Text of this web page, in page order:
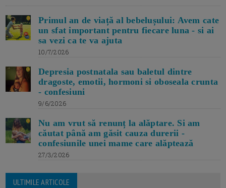
Primul an de viață al bebelușului: Avem cate
un sfat important pentru fiecare luna - si ai
sa vezi ca te va ajuta
10/7/2026
Depresia postnatala sau baletul dintre
dragoste, emotii, hormoni si oboseala crunta
- confesiuni
9/6/2026
Nu am vrut să renunț la alăptare. Si am
căutat până am găsit cauza durerii -
confesiunile unei mame care alăptează
27/3/2026
ULTIMILE ARTICOLE